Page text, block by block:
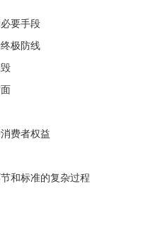
要手段
极防线
费者权益
和标准的复杂过程